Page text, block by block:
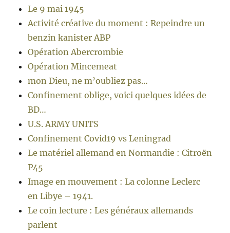
Le 9 mai 1945
Activité créative du moment : Repeindre un
benzin kanister ABP
Opération Abercrombie
Opération Mincemeat
mon Dieu, ne m’oubliez pas…
Confinement oblige, voici quelques idées de
BD…
U.S. ARMY UNITS
Confinement Covid19 vs Leningrad
Le matériel allemand en Normandie : Citroën
P45
Image en mouvement : La colonne Leclerc
en Libye – 1941.
Le coin lecture : Les généraux allemands
parlent